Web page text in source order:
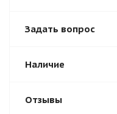
Задать вопрос
Наличие
Отзывы